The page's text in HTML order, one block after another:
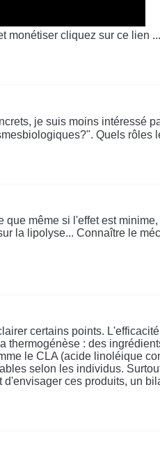
monétiser cliquez sur ce lien
je suis moins intéressé
Quels
même si l'effet est
la lipolyse... Connaître le
certains points.
thermogénèse : des
le CLA (acide linoléique
selon les individus.
ces produits, un